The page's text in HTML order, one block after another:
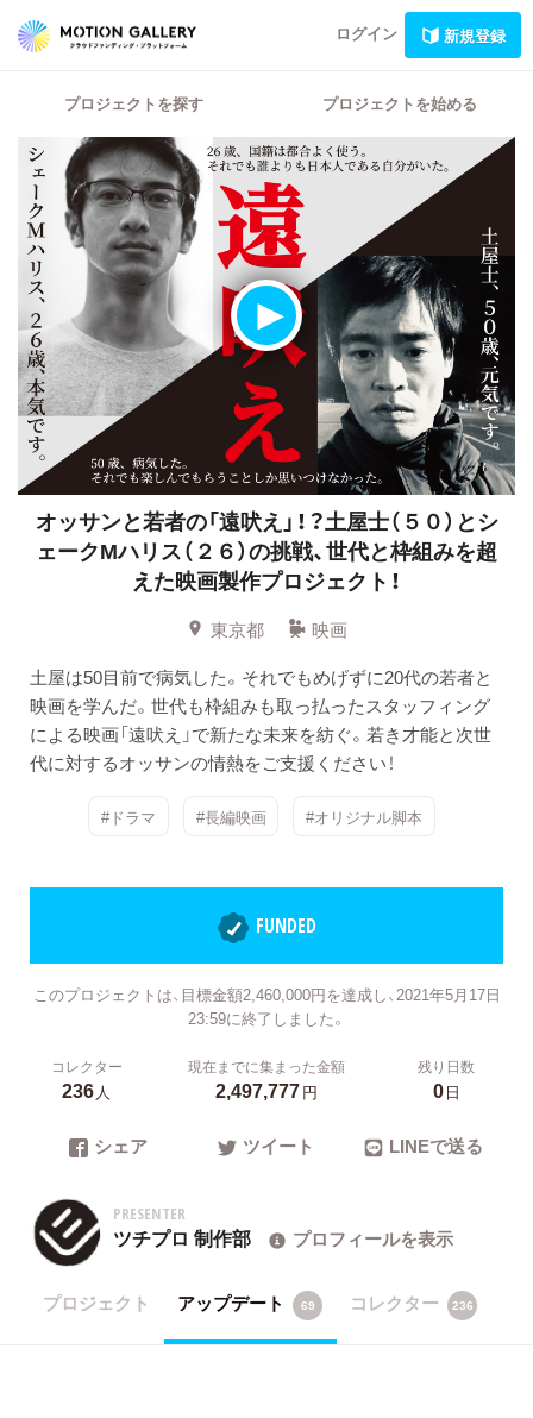
ログイン 新規登録
プロジェクトを探す プロジェクトを始める
オッサンと若者の「遠吠え」！？土屋士（５０）とシ
ェークMハリス（２６）の挑戦、世代と枠組みを超
えた映画製作プロジェクト！
東京都
映画
土屋は50目前で病気した。それでもめげずに20代の若者と
映画を学んだ。世代も枠組みも取っ払ったスタッフィング
による映画「遠吠え」で新たな未来を紡ぐ。若き才能と次世
代に対するオッサンの情熱をご支援ください！
#ドラマ #長編映画 #オリジナル脚本
FUNDED
このプロジェクトは、目標金額2,460,000円を達成し、2021年5月17日
23:59に終了しました。
コレクター
236人
現在までに集まった金額
2,497,777円
残り日数
0日
シェア ツイート LINEで送る
PRESENTER
ツチプロ 制作部 プロフィールを表示
プロジェクト アップデート 69 コレクター 236